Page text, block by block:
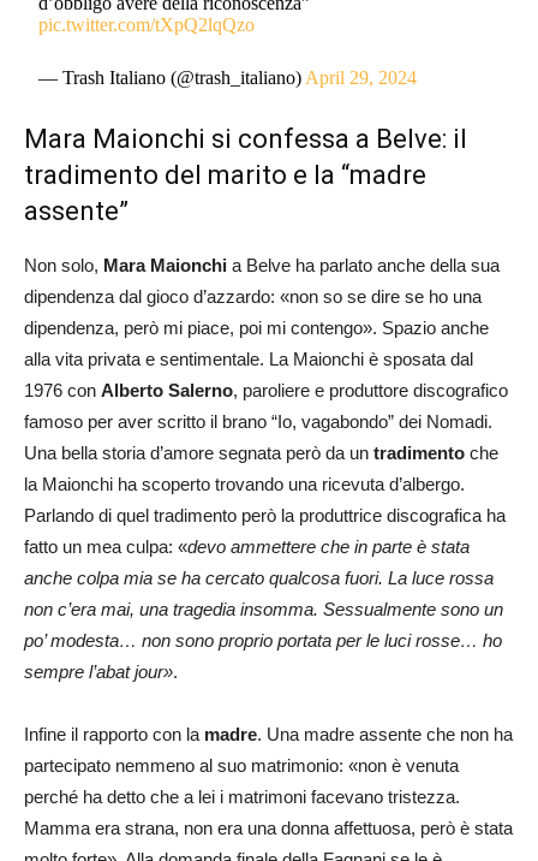
pic.twitter.com/tXpQ2lqQzo
— Trash Italiano (@trash_italiano) April 29, 2024
Mara Maionchi si confessa a Belve: il
tradimento del marito e la “madre
assente”
Non solo, Mara Maionchi a Belve ha parlato anche della sua
dipendenza dal gioco d’azzardo: «non so se dire se ho una
dipendenza, però mi piace, poi mi contengo». Spazio anche
alla vita privata e sentimentale. La Maionchi è sposata dal
1976 con Alberto Salerno, paroliere e produttore discografico
famoso per aver scritto il brano “Io, vagabondo” dei Nomadi.
Una bella storia d’amore segnata però da un tradimento che
la Maionchi ha scoperto trovando una ricevuta d’albergo.
Parlando di quel tradimento però la produttrice discografica ha
fatto un mea culpa: «devo ammettere che in parte è stata
anche colpa mia se ha cercato qualcosa fuori. La luce rossa
non c’era mai, una tragedia insomma. Sessualmente sono un
po’ modesta… non sono proprio portata per le luci rosse… ho
sempre l’abat jour».
Infine il rapporto con la madre. Una madre assente che non ha
partecipato nemmeno al suo matrimonio: «non è venuta
perché ha detto che a lei i matrimoni facevano tristezza.
Mamma era strana, non era una donna affettuosa, però è stata